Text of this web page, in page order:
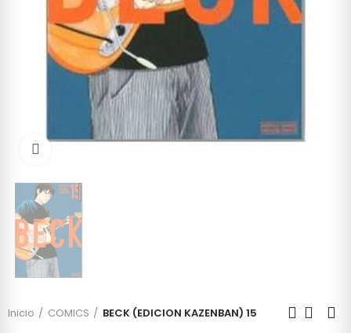
Inicio COMICS BECK (EDICION KAZENBAN) 15